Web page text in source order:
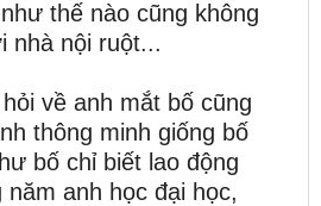
thế nào cũng không
nhà nội ruột...
về anh mắt bố cũng
thông minh giống bố
bố chỉ biết lao động
anh học đại học,